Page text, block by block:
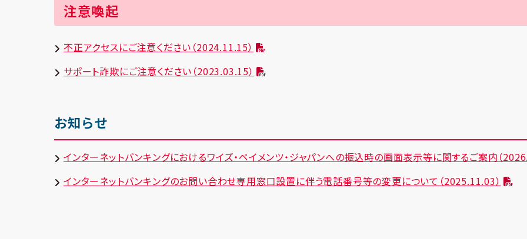
注意喚起
不正アクセスにご注意ください（2024.11.15）
サポート詐欺にご注意ください（2023.03.15）
お知らせ
インターネットバンキングにおけるワイズ・ペイメンツ・ジャパンへの振込時の画面表示等に関するご案内（
インターネットバンキングのお問い合わせ専用窓口設置に伴う電話番号等の変更について（2025.11.03）